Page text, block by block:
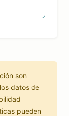
son
datos de
pueden